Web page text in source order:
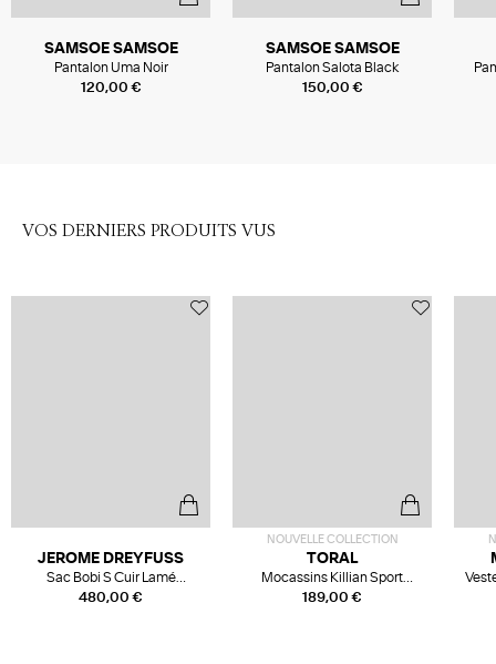
120,00 €
SAMSOE SAMSOE
Pantalon Uma Noir
150,00 €
SAMSOE SAMSOE
Pantalon Salota Black
VOS DERNIERS PRODUITS VUS
480,00 €
JEROME DREYFUSS
Sac Bobi S Cuir Lamé
Champagne
NOUVELLE COLLECTION
189,00 €
TORAL
Mocassins Killian Sport
Mousse